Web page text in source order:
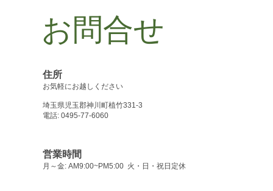
お問合せ
住所
お気軽にお越しください
埼玉県児玉郡神川町植竹331-3
電話: 0495-77-6060
営業時間
月～金: AM9:00~PM5:00 火・日・祝日定休